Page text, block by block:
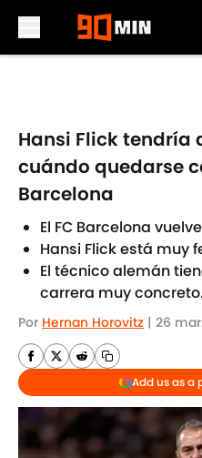
Hansi Flick tendría
cuándo quedarse
Barcelona
El FC Barcelona
Hansi Flick está muy
El técnico alemán
carrera muy concreto.
Por Hernan Horovitz | 26
Add us as a